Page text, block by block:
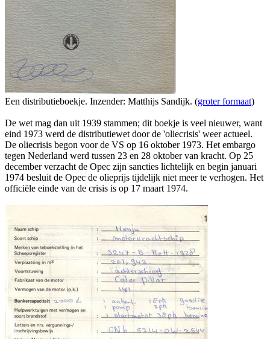
Een distributieboekje. Inzender: Matthijs Sandijk. (groter formaat)
De wet mag dan uit 1939 stammen; dit boekje is veel nieuwer, want
eind 1973 werd de distributiewet door de 'oliecrisis' weer actueel.
De oliecrisis begon voor de VS op 16 oktober 1973. Het embargo
tegen Nederland werd tussen 23 en 28 oktober van kracht. Op 25
december verzacht de Opec zijn sancties lichtelijk en begin januari
1974 besluit de Opec de olieprijs tijdelijk niet meer te verhogen. Het
officiële einde van de crisis is op 17 maart 1974.